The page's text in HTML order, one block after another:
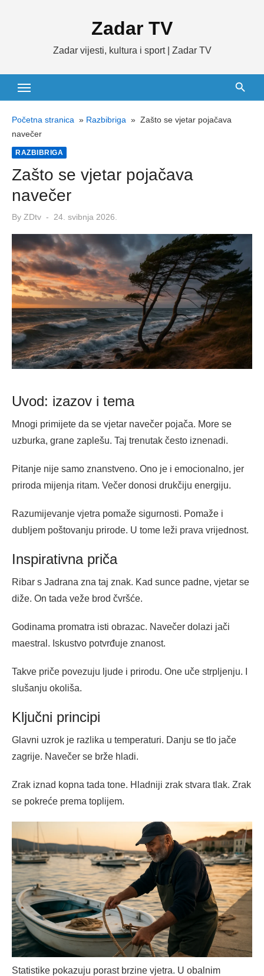
Zadar TV
Zadar vijesti, kultura i sport | Zadar TV
Početna stranica » Razbibriga » Zašto se vjetar pojačava
navečer
RAZBIBRIGA
Zašto se vjetar pojačava
navečer
By ZDtv
Posted
24. svibnja 2026.
Uvod: izazov i tema
Mnogi primijete da se vjetar navečer pojača. More se
uzburka, grane zaplešu. Taj trenutak često iznenadi.
Pitanje nije samo znanstveno. Ono je i emocionalno, jer
priroda mijenja ritam. Večer donosi drukčiju energiju.
Razumijevanje vjetra pomaže sigurnosti. Pomaže i
dubljem poštovanju prirode. U tome leži prava vrijednost.
Inspirativna priča
Ribar s Jadrana zna taj znak. Kad sunce padne, vjetar se
diže. On tada veže brod čvršće.
Godinama promatra isti obrazac. Navečer dolazi jači
maestral. Iskustvo potvrđuje znanost.
Takve priče povezuju ljude i prirodu. One uče strpljenju. I
slušanju okoliša.
Ključni principi
Glavni uzrok je razlika u temperaturi. Danju se tlo jače
zagrije. Navečer se brže hladi.
Zrak iznad kopna tada tone. Hladniji zrak stvara tlak. Zrak
se pokreće prema toplijem.
Statistike pokazuju porast brzine vjetra. U obalnim